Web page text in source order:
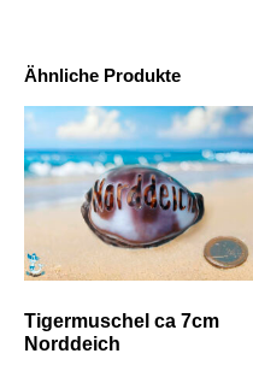
Ähnliche Produkte
Tigermuschel ca 7cm
Norddeich